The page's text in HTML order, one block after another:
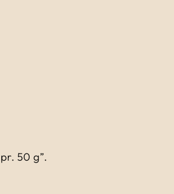
50 g”.